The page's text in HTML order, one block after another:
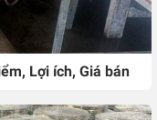
Lợi ích, Giá bán